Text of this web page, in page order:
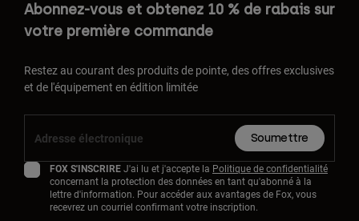
Abonnez-vous et obtenez 10 % de rabais sur
votre première commande
Restez au courant des produits de pointe, des offres exclusives
et de l'équipement en édition limitée
Soumettre
FOX S'INSCRIREJ'ai lu et j'accepte la Politique de confidentialité
concernant la protection des données en tant qu'abonné à la
lettre d'information. Pour accéder aux avantages de Fox, vous
recevrez un courriel confirmant votre inscription.